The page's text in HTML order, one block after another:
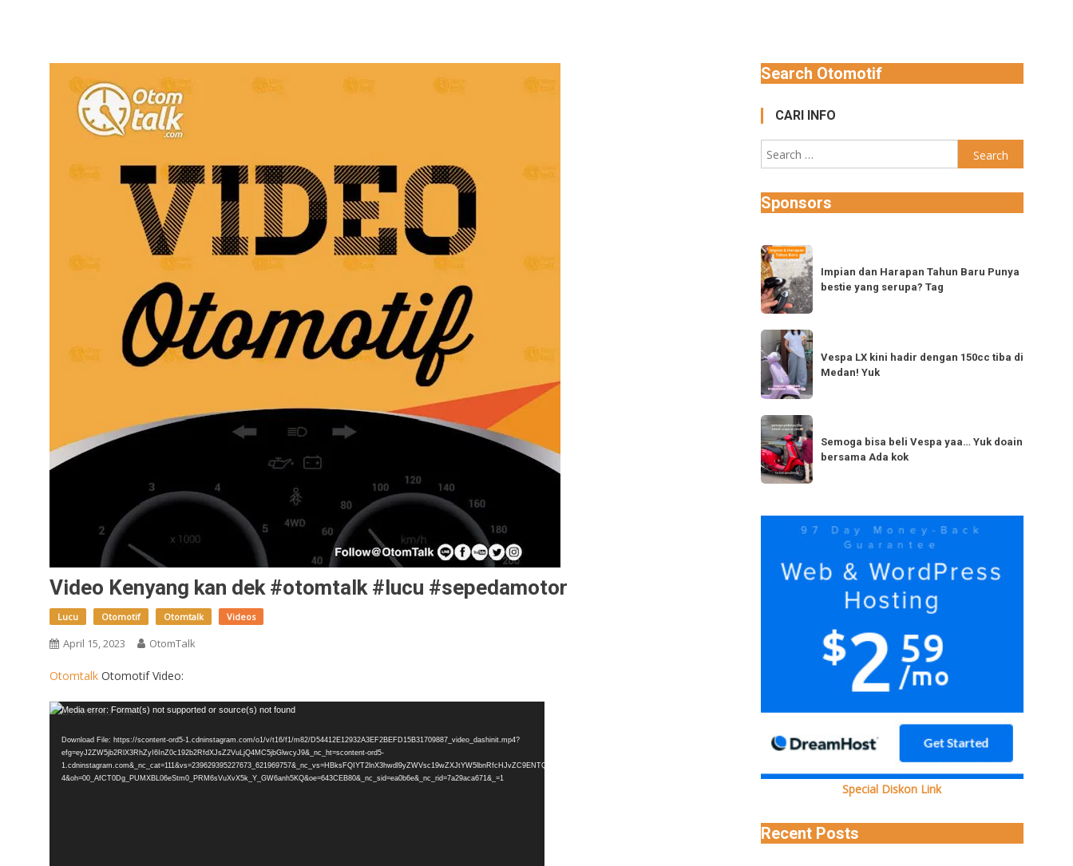
Video Kenyang kan dek #otomtalk #lucu #sepedamotor
Lucu Otomotif Otomtalk Videos
April 15, 2023 OtomTalk
Otomtalk Otomotif Video:
Video
Media error: Format(s) not supported or source(s) not found
Download File: https://scontent-ord5-1.cdninstagram.com/o1/v/t16/f1/m82/D54412E12932A3EF2BEFD15B31709887_video_dashinit.mp4?
efg=eyJ2ZW5jb2RlX3RhZyI6InZ0c192b2RfdXJsZ2VuLjQ4MC5jbGlwcyJ9&_nc_ht=scontent-ord5-
4&oh=00_AfCT0Dg_PUMXBL06eStm0_PRM6sVuXvX5k_Y_GW6anh5KQ&oe=643CEB80&_nc_sid=ea0b6e&_nc_rid=7a29aca671&_=1
Search Otomotif
CARI INFO
Search
for:
Sponsors
Impian
dan
Harapan
Tahun
Baru
Punya
bestie
yang
Tag
Impian dan Harapan Tahun Baru Punya
bestie yang serupa? Tag
Vespa
LX
kini
hadir
dengan
150cc
tiba
di
Yuk
Vespa LX kini hadir dengan 150cc tiba di
Medan! Yuk
Semoga
bisa
beli
Vespa
Yuk
bersama
Semoga bisa beli Vespa yaa… Yuk doain
bersama Ada kok
Special Diskon Link
Recent Posts